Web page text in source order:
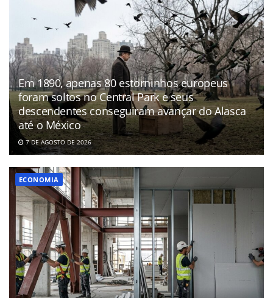
Em 1890, apenas 80 estorninhos europeus
foram soltos no Central Park e seus
descendentes conseguiram avançar do Alasca
até o México
7 DE AGOSTO DE 2026
ECONOMIA